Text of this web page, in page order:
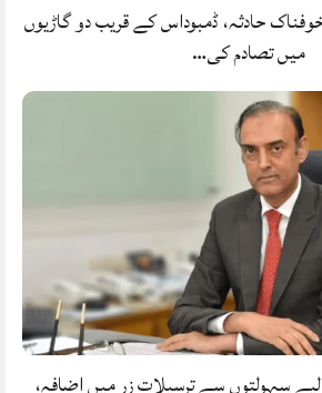
خوفناک حادثہ، ڈمبوداس کے قریب دو گاڑیوں
میں تصادم کی…
سہولتوں سے ترسیلاتِ زر میں اضافہ،